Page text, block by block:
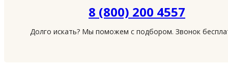
8 (800) 200 4557
Долго искать? Мы поможем с подбором. Звонок